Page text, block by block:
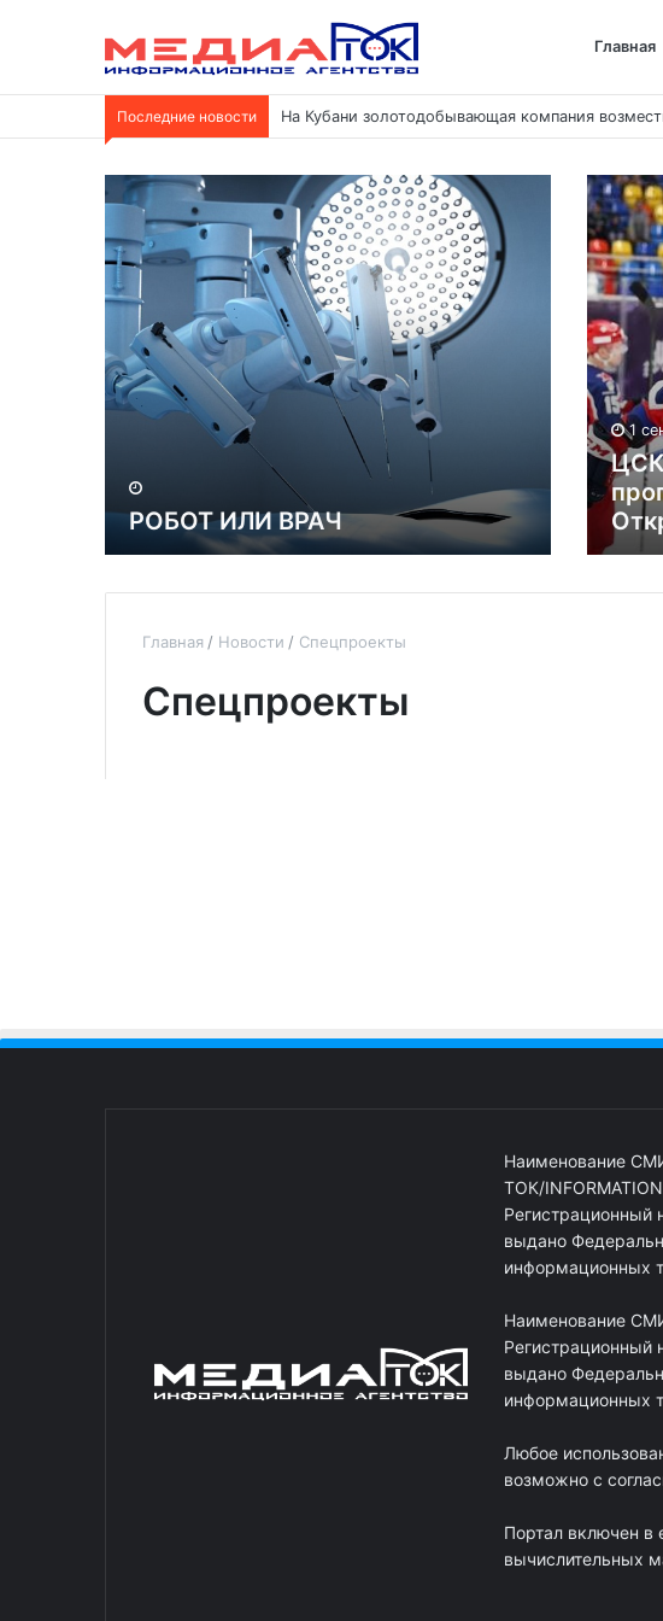
Главная
Последние новости На Кубани золотодобывающая компания
РОБОТ ИЛИ ВРАЧ
1
Главная Новости Спецпроекты
Спецпроекты
Наименование
ТОК/INFORMATION
выдано
информационных
Наименование
выдано
информационных
Любое
возможно с
Портал включен в
вычислительных